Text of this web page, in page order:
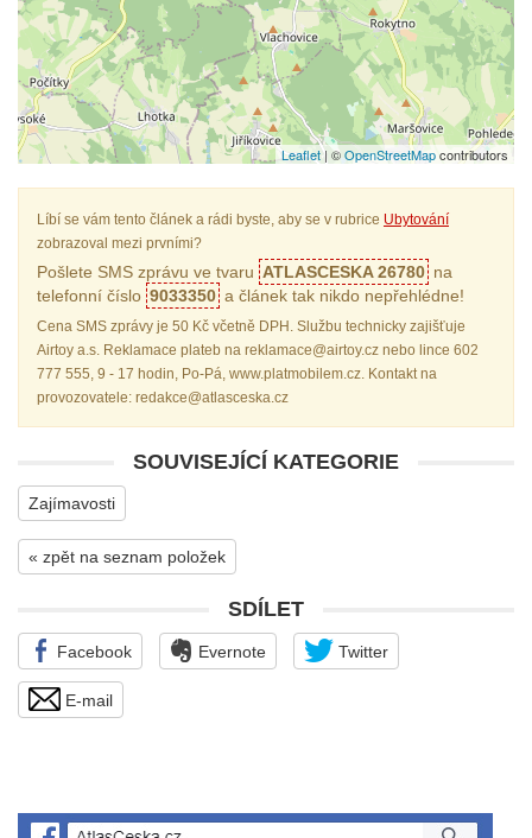
Leaflet| ©OpenStreetMapcontributors
Líbí se vám tento článek a rádi byste, aby se v rubrice Ubytování
zobrazoval mezi prvními?
Pošlete SMS zprávu ve tvaru ATLASCESKA 26780 na
telefonní číslo 9033350 a článek tak nikdo nepřehlédne!
Cena SMS zprávy je 50 Kč včetně DPH. Službu technicky zajišťuje
Airtoy a.s. Reklamace plateb na reklamace@airtoy.cz nebo lince 602
777 555, 9 - 17 hodin, Po-Pá, www.platmobilem.cz. Kontakt na
provozovatele: redakce@atlasceska.cz
SOUVISEJÍCÍ KATEGORIE
Zajímavosti
« zpět na seznam položek
SDÍLET
Facebook Evernote Twitter
E-mail